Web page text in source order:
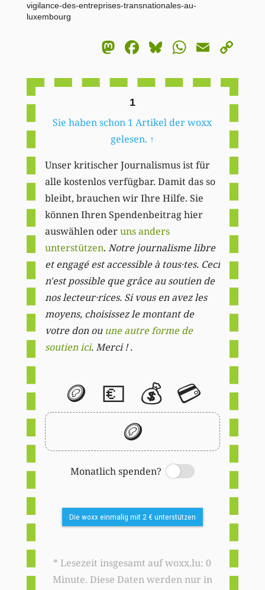
vigilance-des-entreprises-transnationales-au-
luxembourg
Mastodon
Facebook
BlueskyEmail
1
Sie haben schon 1 Artikel der woxx
gelesen. ↑
Unser kritischer Journalismus ist für
alle kostenlos verfügbar. Damit das so
bleibt, brauchen wir Ihre Hilfe. Sie
können Ihren Spendenbeitrag hier
auswählen oderuns anders
unterstützen. Notre journalisme libre
et engagé est accessible à tous·tes. Ceci
n'est possible que grâce au soutien de
nos lecteur·rices. Si vous en avez les
moyens, choisissez le montant de
votre don ou une autre forme de
soutien ici. Merci ! .
🪙 💶 💰 💳
🪙
Monatlich spenden?
Switch
Die woxx einmalig mit 2 € unterstützen
* Lesezeit insgesamt auf woxx.lu: 0
Minute. Diese Daten werden nur in